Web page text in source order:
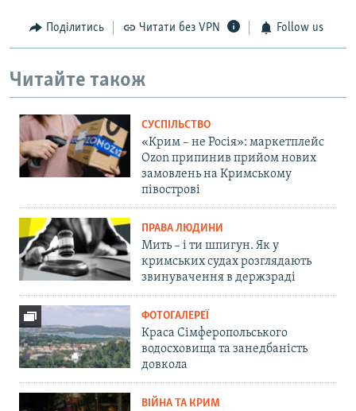
Поділитись Читати без VPN Follow us
Читайте також
СУСПІЛЬСТВО
«Крим – не Росія»: маркетплейс
Ozon припинив прийом нових
замовлень на Кримському
півострові
ПРАВА ЛЮДИНИ
Мить – і ти шпигун. Як у
кримських судах розглядають
звинувачення в держзраді
ФОТОГАЛЕРЕЇ
Краса Сімферопольського
водосховища та занедбаність
довкола
ВІЙНА ТА КРИМ